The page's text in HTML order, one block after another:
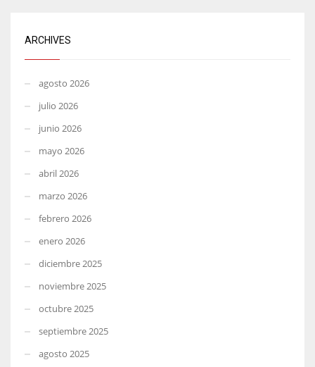
ARCHIVES
agosto 2026
julio 2026
junio 2026
mayo 2026
abril 2026
marzo 2026
febrero 2026
enero 2026
diciembre 2025
noviembre 2025
octubre 2025
septiembre 2025
agosto 2025